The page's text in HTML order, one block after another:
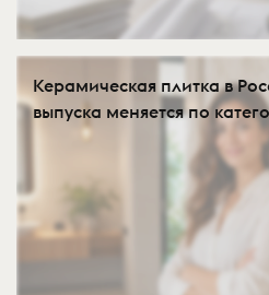
Керамическая плитка в
выпуска меняется по